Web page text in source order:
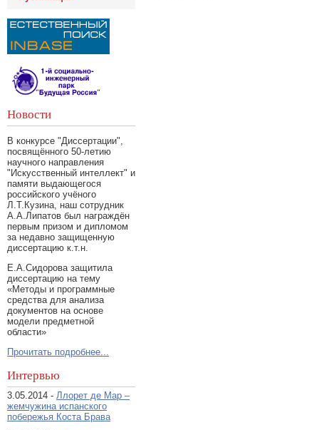
Новости
В конкурсе "Диссертации",
посвящённого 50-летию
научного направления
"Искусственный интеллект" и
памяти выдающегося
российского учёного
Л.Т.Кузина, наш сотрудник
А.А.Липатов был награждён
первым призом и дипломом
за недавно защищенную
диссертацию к.т.н.
Е.А.Сидорова защитила
диссертацию на тему
«Методы и программные
средства для анализа
документов на основе
модели предметной
области»
Прочитать подробнее...
Интервью
3.05.2014 - Ллорет де Мар –
жемчужина испанского
побережья Коста Брава